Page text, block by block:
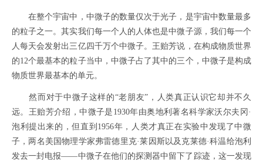
在整个宇宙中，中微子的数量仅次于光子，是宇宙中数量最多
的粒子之一。其实我们每一个人的人体也是中微子源，我们每一个
人每天会发射出三亿四千万个中微子。王贻芳说，在构成物质世界
的12个最基本的粒子当中，中微子占了其中的三个，中微子是构成
物质世界最基本的单元。
然而对于中微子这样的“老朋友”，人类真正认识它却并不久
远。王贻芳介绍，中微子是1930年由奥地利著名科学家沃尔夫冈·
泡利提出来的，但直到1956年，人类才真正在实验中发现了中微
子，两名美国物理学家弗雷德里克·莱因斯以及克莱德·科温给泡利
发去一封电报——中微子在他们的探测器中留下了踪迹，这一发现